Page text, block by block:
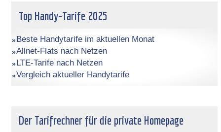
Top Handy-Tarife 2025
Beste Handytarife im aktuellen Monat
Allnet-Flats nach Netzen
LTE-Tarife nach Netzen
Vergleich aktueller Handytarife
Der Tarifrechner für die private Homepage